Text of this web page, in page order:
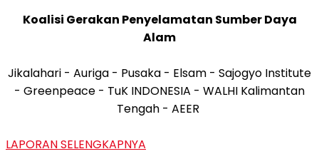
Koalisi Gerakan Penyelamatan Sumber Daya
Alam
Jikalahari - Auriga - Pusaka - Elsam - Sajogyo Institute
- Greenpeace - TuK INDONESIA - WALHI Kalimantan
Tengah - AEER
LAPORAN SELENGKAPNYA